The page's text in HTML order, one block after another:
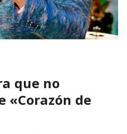
que no
«Corazón de